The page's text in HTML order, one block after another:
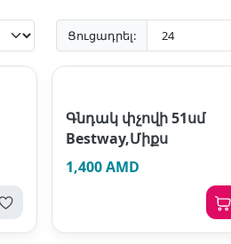
Ցուցադրել:
Գնդակ փչովի 51սմ
Bestway,Միքս
1,400 AMD